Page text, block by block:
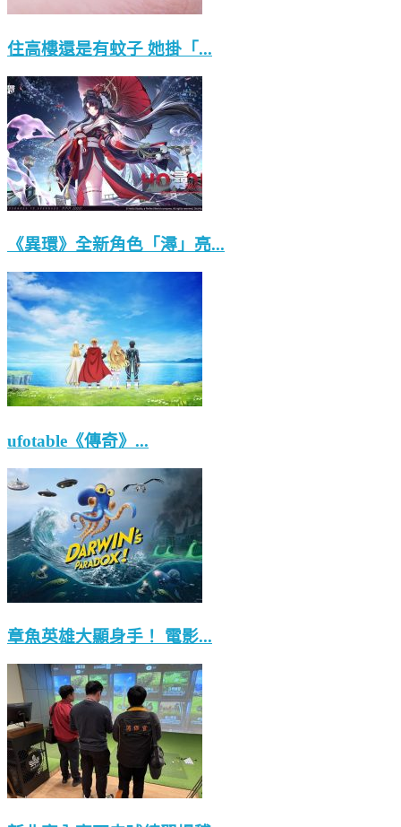
住高樓還是有蚊子 她掛「...
《異環》全新角色「潯」亮...
ufotable《傳奇》...
章魚英雄大顯身手！ 電影...